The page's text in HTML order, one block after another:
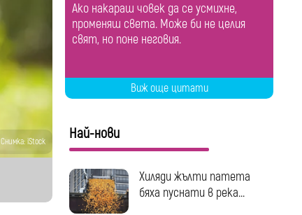
Снимка: iStock
Ако накараш човек да се усмихне,
променяш света. Може би не целия
свят, но поне неговия.
Виж още цитати
Най-нови
Хиляди жълти патета
бяха пуснати в река...